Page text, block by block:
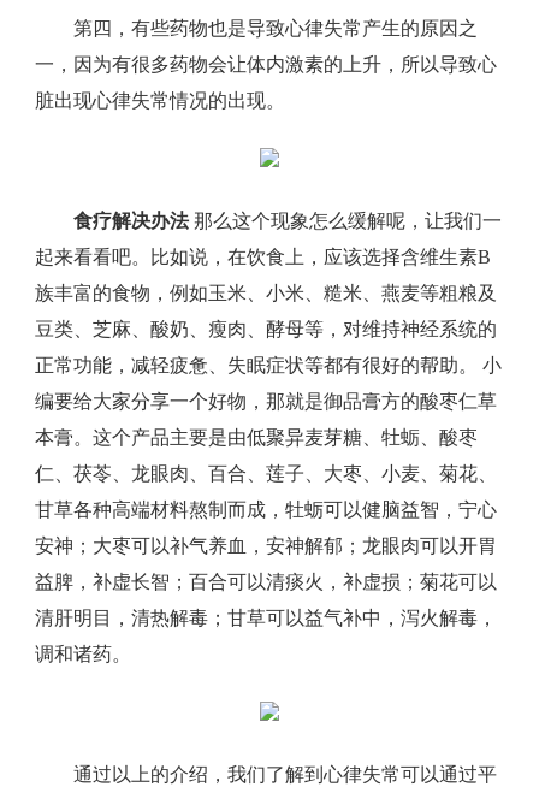
第四，有些药物也是导致心律失常产生的原因之
一，因为有很多药物会让体内激素的上升，所以导致心
脏出现心律失常情况的出现。
食疗解决办法那么这个现象怎么缓解呢，让我们一
起来看看吧。比如说，在饮食上，应该选择含维生素B
族丰富的食物，例如玉米、小米、糙米、燕麦等粗粮及
豆类、芝麻、酸奶、瘦肉、酵母等，对维持神经系统的
正常功能，减轻疲惫、失眠症状等都有很好的帮助。 小
编要给大家分享一个好物，那就是御品膏方的酸枣仁草
本膏。这个产品主要是由低聚异麦芽糖、牡蛎、酸枣
仁、茯苓、龙眼肉、百合、莲子、大枣、小麦、菊花、
甘草各种高端材料熬制而成，牡蛎可以健脑益智，宁心
安神；大枣可以补气养血，安神解郁；龙眼肉可以开胃
益脾，补虚长智；百合可以清痰火，补虚损；菊花可以
清肝明目，清热解毒；甘草可以益气补中，泻火解毒，
调和诸药。
通过以上的介绍，我们了解到心律失常可以通过平